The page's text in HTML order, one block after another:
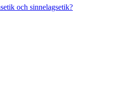
och sinnelagsetik?